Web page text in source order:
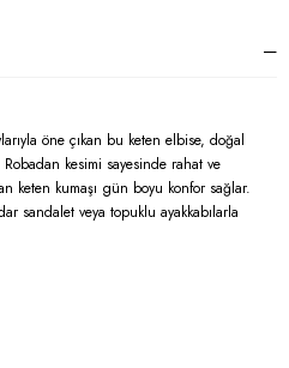
öne çıkan bu keten elbise, doğal
kesimi sayesinde rahat ve
keten kumaşı gün boyu konfor sağlar.
sandalet veya topuklu ayakkabılarla